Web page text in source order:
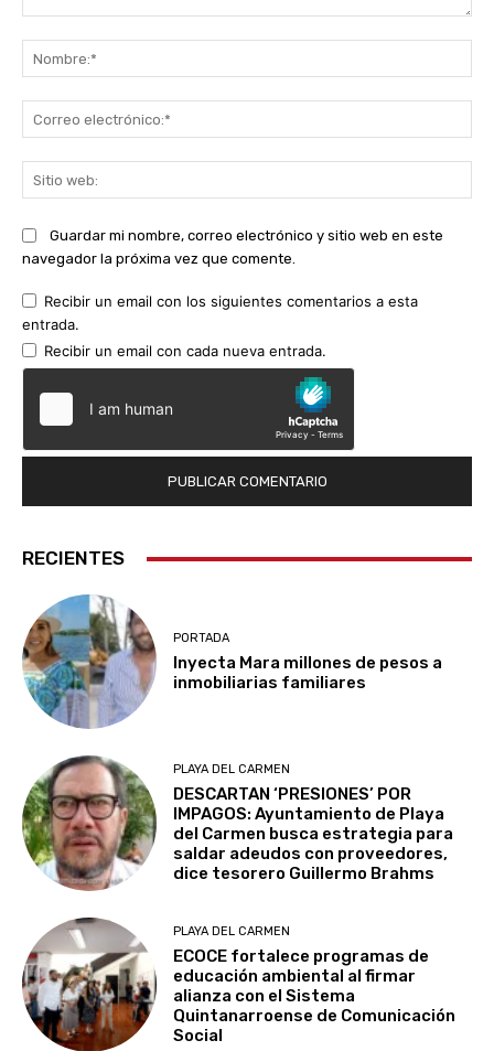
Guardar mi nombre, correo electrónico y sitio web en este
navegador la próxima vez que comente.
Recibir un email con los siguientes comentarios a esta
entrada.
Recibir un email con cada nueva entrada.
RECIENTES
PORTADA
Inyecta Mara millones de pesos a
inmobiliarias familiares
PLAYA DEL CARMEN
DESCARTAN ‘PRESIONES’ POR
IMPAGOS: Ayuntamiento de Playa
del Carmen busca estrategia para
saldar adeudos con proveedores,
dice tesorero Guillermo Brahms
PLAYA DEL CARMEN
ECOCE fortalece programas de
educación ambiental al firmar
alianza con el Sistema
Quintanarroense de Comunicación
Social